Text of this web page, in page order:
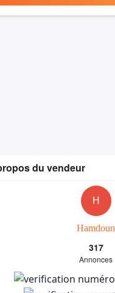
du vendeur
H
Hamdoun
317
Annonces